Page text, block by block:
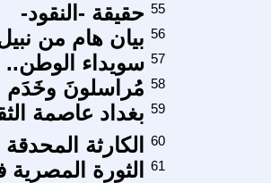
حقيقة -النقود- 55
بيان هام من 56
سويداء الوطن.. 57
مُراسلونَ وخَدَم 58
بغداد عاصمة 59
الكارثة
60
الثورة 61